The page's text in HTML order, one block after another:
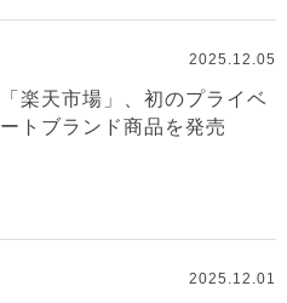
2025.12.05
「楽天市場」、初のプライベ
ートブランド商品を発売
2025.12.01